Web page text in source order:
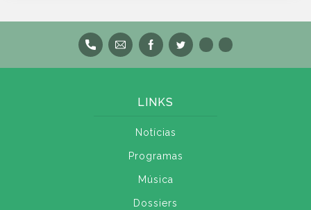
LINKS
Notícias
Programas
Música
Dossiers